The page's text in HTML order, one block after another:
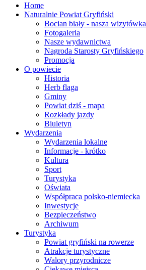
Home
Naturalnie Powiat Gryfiński
Bocian biały - nasza wizytówka
Fotogaleria
Nasze wydawnictwa
Nagroda Starosty Gryfińskiego
Promocja
O powiecie
Historia
Herb flaga
Gminy
Powiat dziś - mapa
Rozkłady jazdy
Biuletyn
Wydarzenia
Wydarzenia lokalne
Informacje - krótko
Kultura
Sport
Turystyka
Oświata
Współpraca polsko-niemiecka
Inwestycje
Bezpieczeństwo
Archiwum
Turystyka
Powiat gryfiński na rowerze
Atrakcje turystyczne
Walory przyrodnicze